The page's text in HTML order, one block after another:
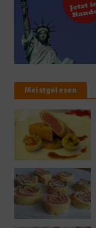
Meistgelesen